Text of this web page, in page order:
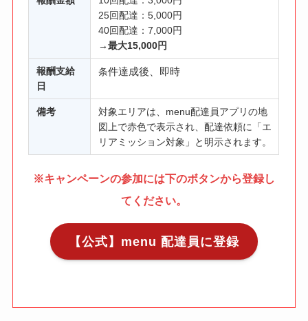
25回配達：5,000円
40回配達：7,000円
→最大15,000円
報酬支給
日
条件達成後、即時
備考
対象エリアは、menu配達員アプリの地
図上で赤色で表示され、配達依頼に「エ
リアミッション対象」と明示されます。
※キャンペーンの参加には下のボタンから登録し
てください。
【公式】menu 配達員に登録